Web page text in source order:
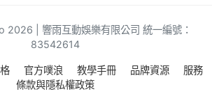
| 響雨互動娛樂有限公司 統一編號：
83542614
官方噗浪 教學手冊 品牌資源
服務
條款與隱私權政策